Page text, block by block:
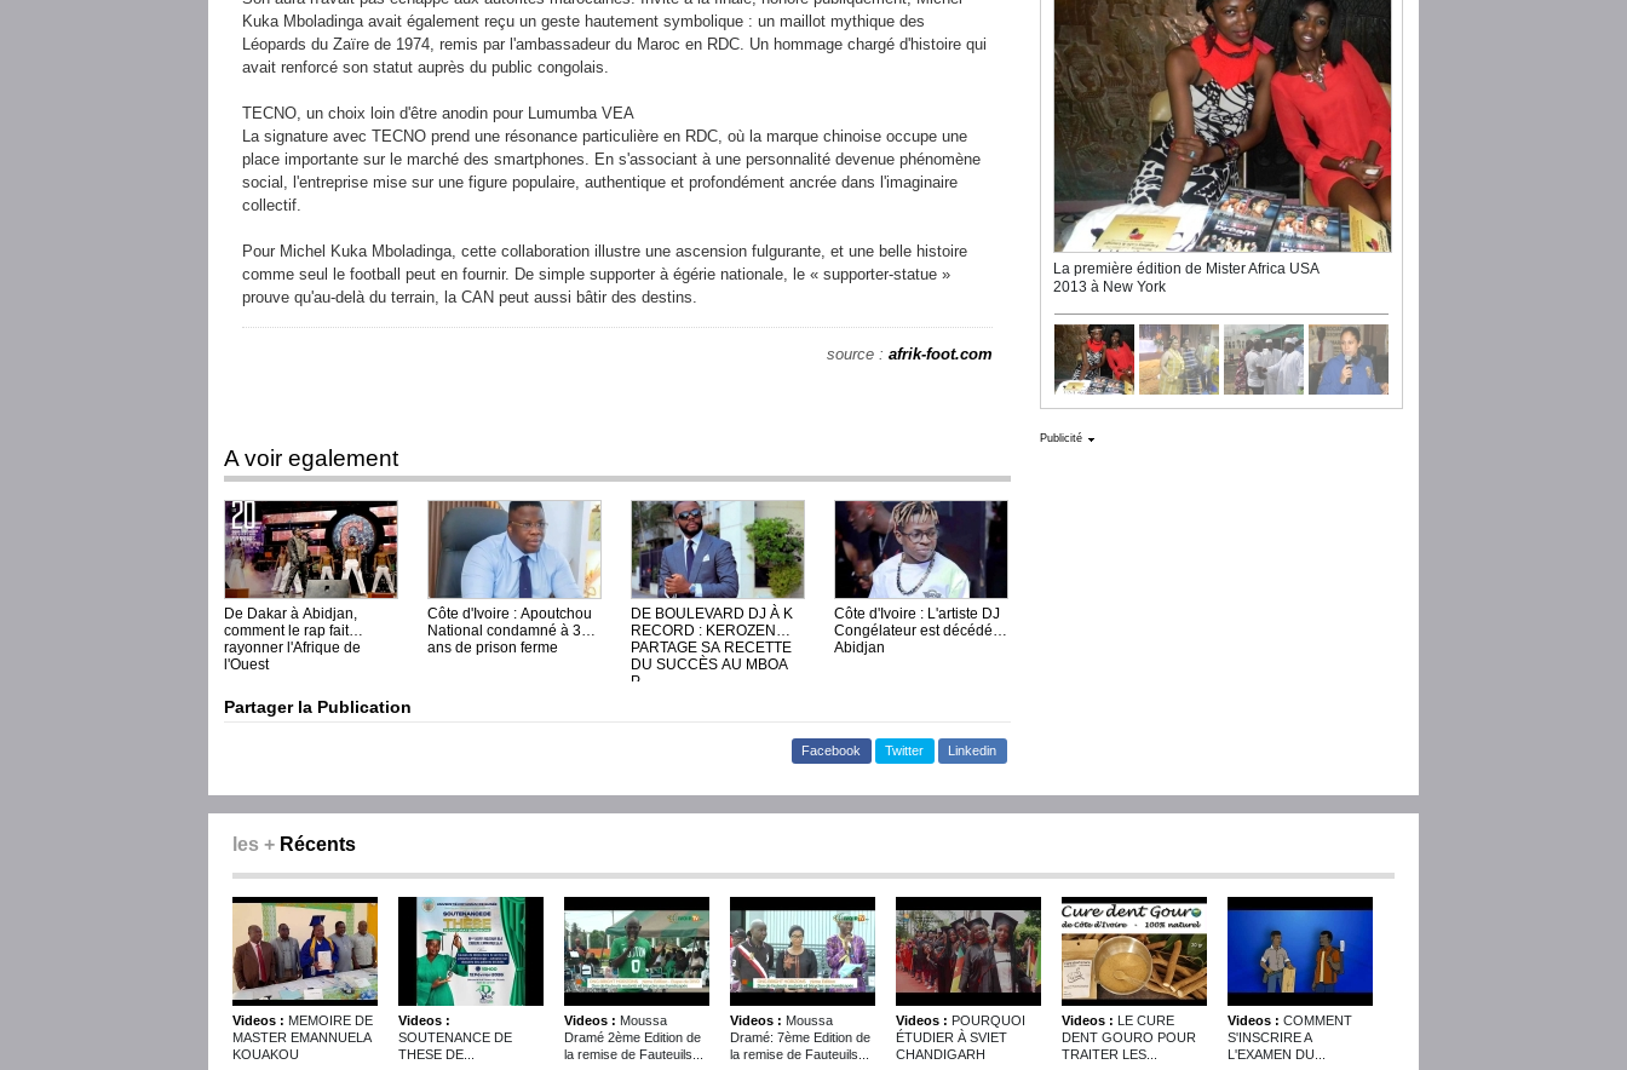
Kuka Mboladinga avait également reçu un geste hautement symbolique : un maillot mythique des
Léopards du Zaïre de 1974, remis par l'ambassadeur du Maroc en RDC. Un hommage chargé d'histoire qui
avait renforcé son statut auprès du public congolais.
TECNO, un choix loin d'être anodin pour Lumumba VEA
La signature avec TECNO prend une résonance particulière en RDC, où la marque chinoise occupe une
place importante sur le marché des smartphones. En s'associant à une personnalité devenue phénomène
social, l'entreprise mise sur une figure populaire, authentique et profondément ancrée dans l'imaginaire
collectif.
Pour Michel Kuka Mboladinga, cette collaboration illustre une ascension fulgurante, et une belle histoire
comme seul le football peut en fournir. De simple supporter à égérie nationale, le « supporter-statue »
prouve qu'au-delà du terrain, la CAN peut aussi bâtir des destins.
source : afrik-foot.com
A voir egalement
De Dakar à Abidjan,
comment le rap fait
rayonner l'Afrique de
l'Ouest
Côte d'Ivoire : Apoutchou
National condamné à 3
ans de prison ferme
DE BOULEVARD DJ À K
RECORD : KEROZEN
PARTAGE SA RECETTE
DU SUCCÈS AU MBOA
P...
Côte d'Ivoire : L'artiste DJ
Congélateur est décédé à
Abidjan
Partager la Publication
Facebook Twitter Linkedin
La première édition de Mister Africa USA
2013 à New York
Publicité
les + Récents
Videos : MEMOIRE DE
MASTER EMANNUELA
KOUAKOU
Videos :
SOUTENANCE DE
THESE DE...
Videos : Moussa
Dramé 2ème Edition de
la remise de Fauteuils...
Videos : Moussa
Dramé: 7ème Edition de
la remise de Fauteuils...
Videos : POURQUOI
ÉTUDIER À SVIET
CHANDIGARH
Videos : LE CURE
DENT GOURO POUR
TRAITER LES...
Videos : COMMENT
S'INSCRIRE A
L'EXAMEN DU...